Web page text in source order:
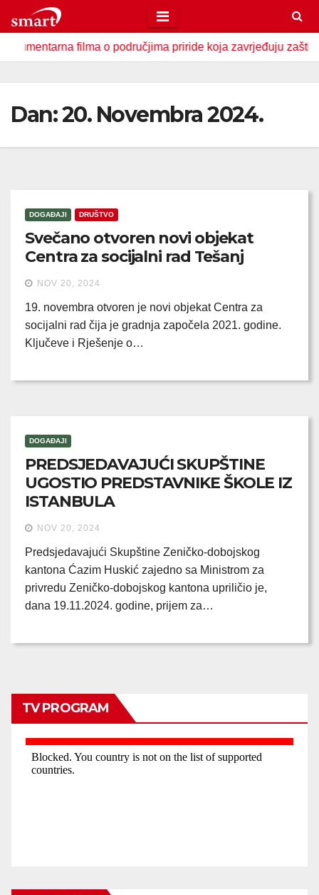
to
content filma o područjima priride koja zavrjeđuju zaštitu
Dan:20. Novembra 2024.
DOGAĐAJI DRUŠTVO
Svečano otvoren novi objekat
Centra za socijalni rad Tešanj
NOV 20, 2024
19. novembra otvoren je novi objekat Centra za
socijalni rad čija je gradnja započela 2021. godine.
Ključeve i Rješenje o…
DOGAĐAJI
PREDSJEDAVAJUĆI SKUPŠTINE
UGOSTIO PREDSTAVNIKE ŠKOLE IZ
ISTANBULA
NOV 20, 2024
Predsjedavajući Skupštine Zeničko-dobojskog
kantona Ćazim Huskić zajedno sa Ministrom za
privredu Zeničko-dobojskog kantona upriličio je,
dana 19.11.2024. godine, prijem za…
TV PROGRAM